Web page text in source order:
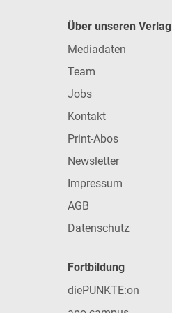
Über unseren Verlag
Mediadaten
Team
Jobs
Kontakt
Print-Abos
Newsletter
Impressum
AGB
Datenschutz
Fortbildung
diePUNKTE:on